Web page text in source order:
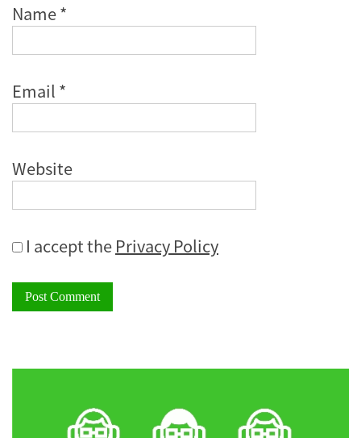
Name*
Email *
Website
I accept the Privacy Policy